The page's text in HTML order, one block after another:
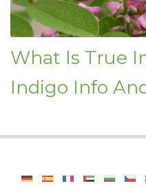
What Is True
Indigo Info